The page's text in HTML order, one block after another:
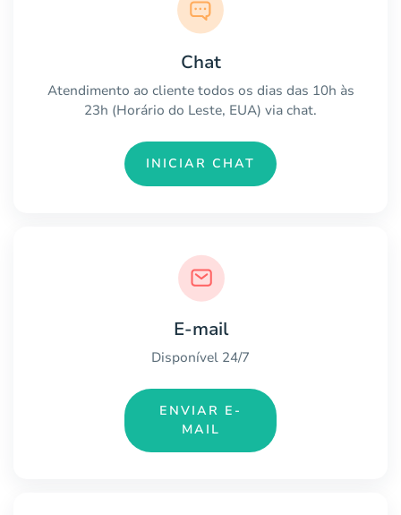
Chat
Atendimento ao cliente todos os dias das 10h às
23h (Horário do Leste, EUA) via chat.
INICIAR CHAT
E-mail
Disponível 24/7
ENVIAR E-
MAIL